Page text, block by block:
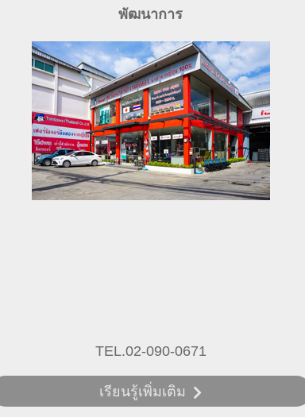
พัฒนาการ
TEL.02-090-0671
เรียนรู้เพิ่มเติม